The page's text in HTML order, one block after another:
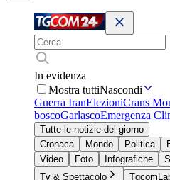
In evidenza
Mostra tuttiNascondi
Guerra IranElezioniCrans
boscoGarlascoEmergenza
Tutte le notizie del giorno
Cronaca
Mondo Politica
Video
Foto Infografiche
Tv & Spettacolo